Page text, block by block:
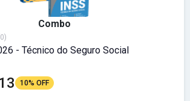
Combo
- Técnico do Seguro Social
10% OFF